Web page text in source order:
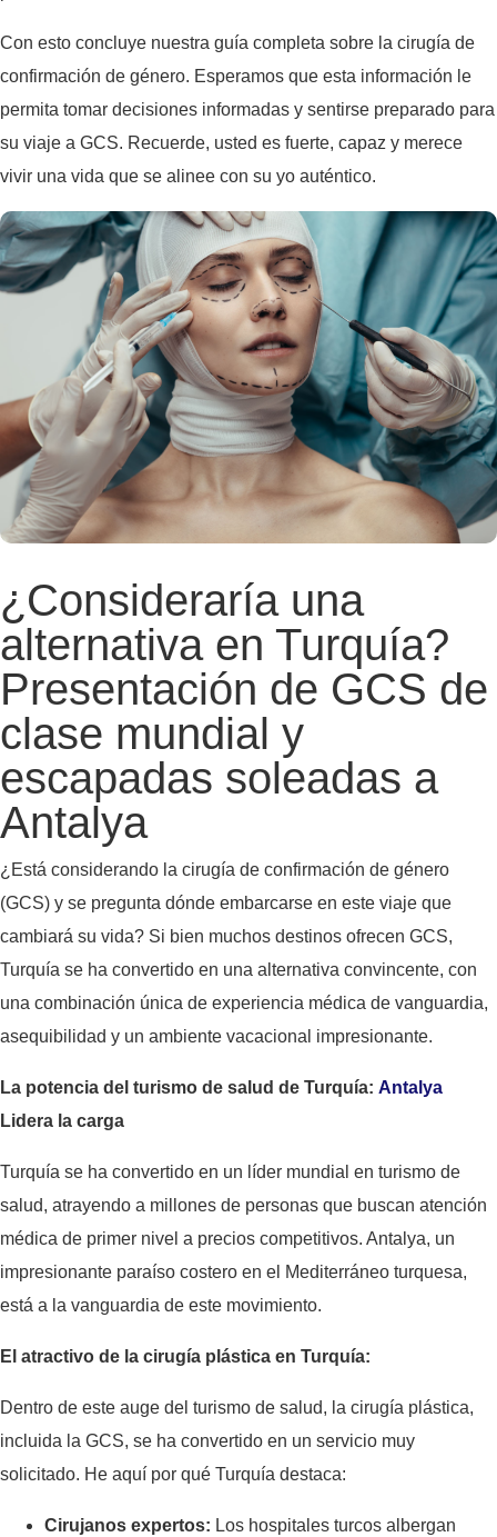
Con esto concluye nuestra guía completa sobre la cirugía de
confirmación de género. Esperamos que esta información le
permita tomar decisiones informadas y sentirse preparado para
su viaje a GCS. Recuerde, usted es fuerte, capaz y merece
vivir una vida que se alinee con su yo auténtico.
¿Consideraría una
alternativa en Turquía?
Presentación de GCS de
clase mundial y
escapadas soleadas a
Antalya
¿Está considerando la cirugía de confirmación de género
(GCS) y se pregunta dónde embarcarse en este viaje que
cambiará su vida? Si bien muchos destinos ofrecen GCS,
Turquía se ha convertido en una alternativa convincente, con
una combinación única de experiencia médica de vanguardia,
asequibilidad y un ambiente vacacional impresionante.
La potencia del turismo de salud de Turquía: Antalya
Lidera la carga
Turquía se ha convertido en un líder mundial en turismo de
salud, atrayendo a millones de personas que buscan atención
médica de primer nivel a precios competitivos. Antalya, un
impresionante paraíso costero en el Mediterráneo turquesa,
está a la vanguardia de este movimiento.
El atractivo de la cirugía plástica en Turquía:
Dentro de este auge del turismo de salud, la cirugía plástica,
incluida la GCS, se ha convertido en un servicio muy
solicitado. He aquí por qué Turquía destaca:
Cirujanos expertos: Los hospitales turcos albergan